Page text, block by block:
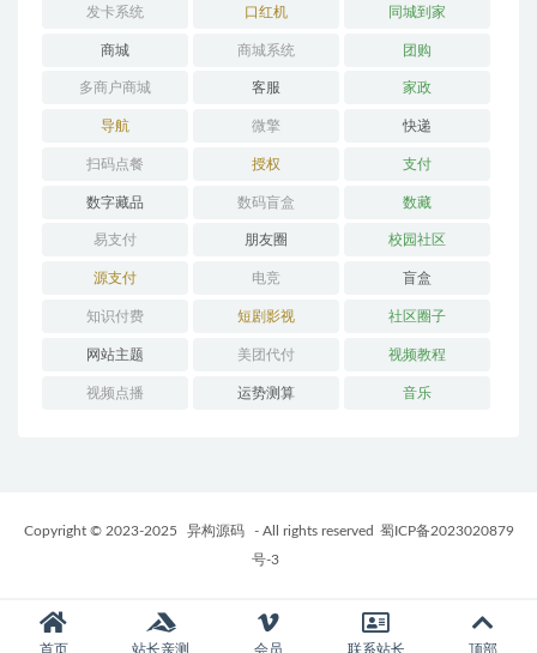
发卡系统 口红机 同城到家
商城 商城系统 团购
多商户商城 客服 家政
导航 微擎 快递
扫码点餐 授权 支付
数字藏品 数码盲盒 数藏
易支付 朋友圈 校园社区
源支付 电竞 盲盒
知识付费 短剧影视 社区圈子
网站主题 美团代付 视频教程
视频点播 运势测算 音乐
Copyright © 2023-2025 异构源码 - All rights reserved 蜀ICP备2023020879
号-3
首页 站长亲测 会员 联系站长 顶部